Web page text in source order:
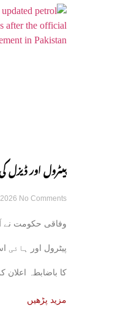
پیٹرول اور ڈیزل
کا باضابطہ اعلان
No Comments
وفاقی حکومت نے
پیٹرول اور ہائی
کا باضابطہ اعلان
مزید پڑھیں